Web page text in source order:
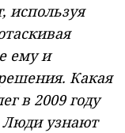
используя
ему и
Какая
в 2009 году
Люди узнают